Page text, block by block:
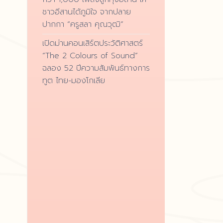
ชาวอีสานได้ภูมิใจ จากปลาย
ปากกา “ครูสลา คุณวุฒิ”
เปิดม่านคอนเสิร์ตประวัติศาสตร์
“The 2 Colours of Sound”
ฉลอง 52 ปีความสัมพันธ์ทางการ
ทูต ไทย-มองโกเลีย